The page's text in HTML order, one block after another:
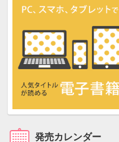
発売カレンダー